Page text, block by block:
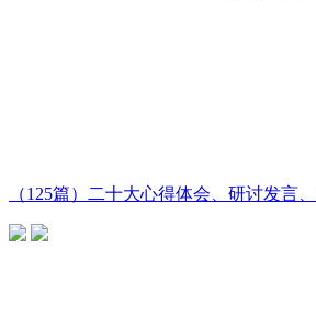
（125篇）二十大心得体会、研讨发言